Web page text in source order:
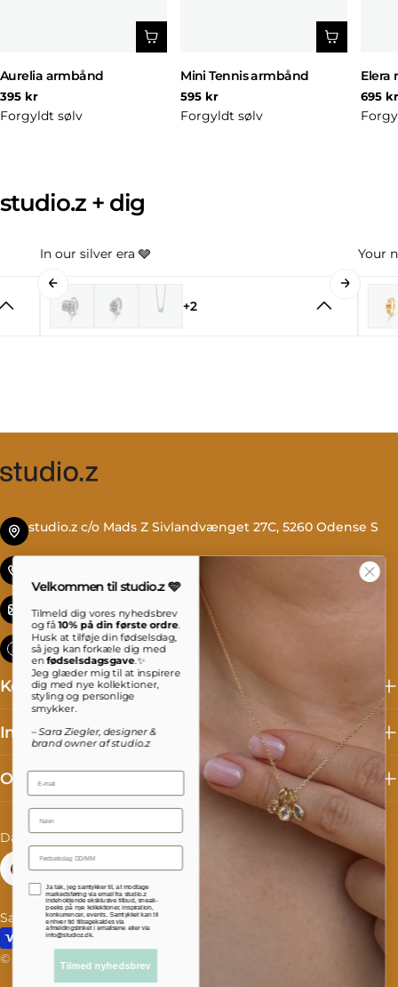
Aurelia armbånd
Normal
pris
395 kr
Forgyldt sølv
Mini Tennis armbånd
Normal
pris
595 kr
Forgyldt sølv
Elera
pris
695
studio.z + dig
In our silver era 🩶
+2
Your
studio.z c/o Mads Z Sivlandvænget 27C, 5260 Odense S
info@studioz.dk
Mandag til torsdag: 8 - 16 Fredag: 8 - 15:30
Kollektioner
Information
Om studio.z
S
p
o
g
Dansk
L
a
n
d
/
Danmark (DKK kr.)
© 2026 studioz.dk Drevet af Shopify
Salgs- og leveringsbetingelser
Betalingsmetoder
Velkommen til studio.z 🩵
Tilmeld dig vores nyhedsbrev
og få10% på din første ordre.
Husk at tilføje din fødselsdag,
så jeg kan forkæle dig med
enfødselsdagsgave.✨
Jeg glæder mig til at inspirere
dig med nye kollektioner,
styling og personlige
smykker.
– Sara Ziegler, designer &
brand owner af studio.z
Email
Name
Accepterer persondatapolitik
Ja tak, jeg samtykker til, at modtage
markedsføring via email fra studio.z
indeholdende eksklusive tilbud, sneak-
peeks på nye kollektioner, inspiration,
konkurrencer, events. Samtykket kan til
enhver tid tilbagekaldes via
afmeldingslinket i emailsene eller via
info@studioz.dk.
Tilmed nyhedsbrev